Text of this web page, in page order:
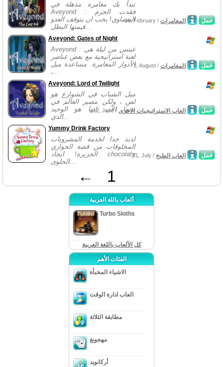
تبدأ بك مغامرة مذهلة في
Aveyond : فقدت الجرم
السماوي! يجب ان يتوقف العدو
قيمتها البطل...
حمل 16, February / المغامرات
Aveyond: Gates of Night
Aveyond : غيتس من ليلة هي
لعبة استراتيجية مع بعض عناصر
الأدوار المغامرة. مساعدة ميل
،...
حمل 3, August / المغامرات
Aveyond: Lord of Twilight
ميل الشباب في الشوارع هو
لص ، ولكن مصير العالم في
يديها الآن. انها هو الوحيد
الذي...
حمل 12, June / العاب الاستراتيجيات الاخرى
Yummy Drink Factory
لذيذ جدا لخدمة المشروبات
المخلوقات من قصة الحواري
الجزيرة! ايجاد chocolaty
الحلوى...
حمل 31, July / العاب الطبخ
← 1
ألعاب باللة العربية
Turbo Sloths
كل الألعاب باللغة العربية
الفئات الأهم
الاشياء المخبأة
العاب ادارة الوقت
مطابقة الثلاثة
مهجونغ
أركانويد